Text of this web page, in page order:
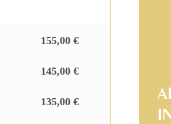
155,00 €
145,00 €
135,00 €